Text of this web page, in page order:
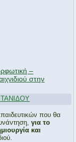
–
στην
που θα
για το
και